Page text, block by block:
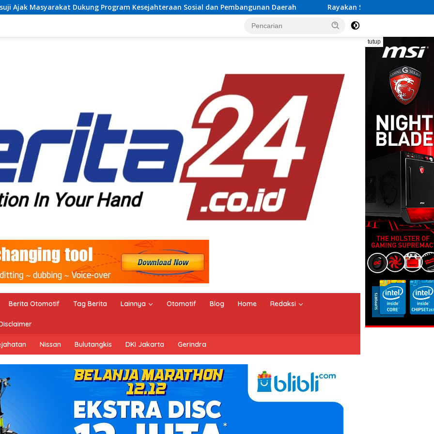
Program Kesejahteraan Sosial dan Pembangunan Daerah Rayakan Semangat Kemerdekaan Bersama Promo
tutup
Berita Otomotif Tag Berita Lainnya Otomotif Blog Home Redaksi
Nissan Bulutangkis DKI Jakarta Gerindra